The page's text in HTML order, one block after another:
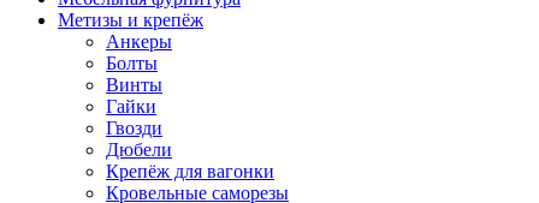
Метизы и крепёж
Анкеры
Болты
Винты
Гайки
Гвозди
Дюбели
Крепёж для вагонки
Кровельные саморезы